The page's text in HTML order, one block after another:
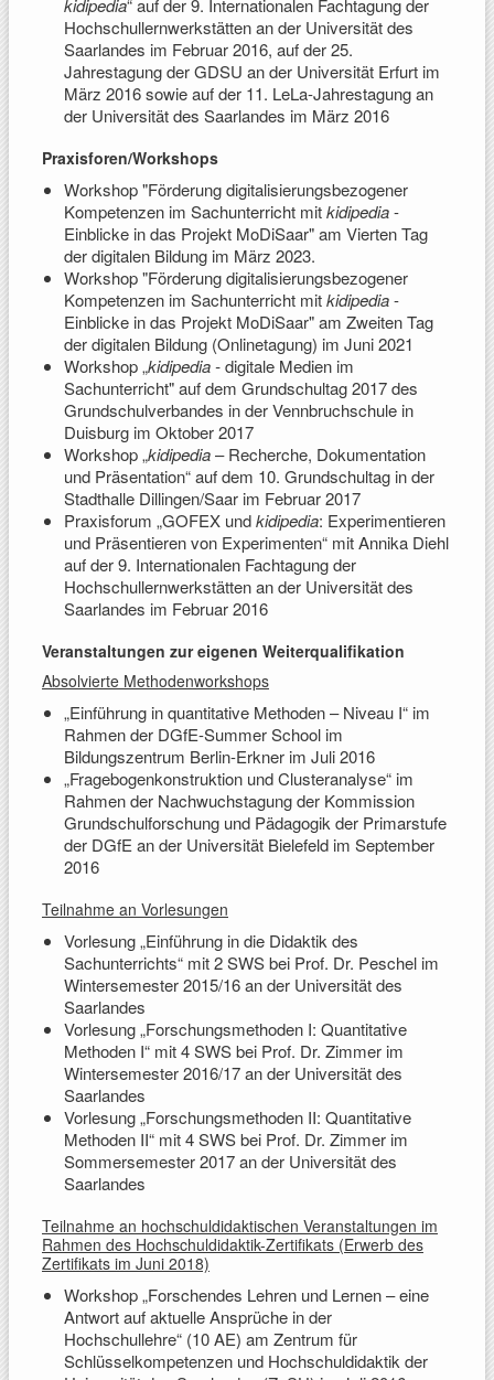
kidipedia“ auf der 9. Internationalen Fachtagung der
Hochschullernwerkstätten an der Universität des
Saarlandes im Februar 2016, auf der 25.
Jahrestagung der GDSU an der Universität Erfurt im
März 2016 sowie auf der 11. LeLa-Jahrestagung an
der Universität des Saarlandes im März 2016
Praxisforen/Workshops
Workshop "Förderung digitalisierungsbezogener
Kompetenzen im Sachunterricht mitkidipedia-
Einblicke in das Projekt MoDiSaar" am Vierten Tag
der digitalen Bildung im März 2023.
Workshop "Förderung digitalisierungsbezogener
Kompetenzen im Sachunterricht mitkidipedia-
Einblicke in das Projekt MoDiSaar" am Zweiten Tag
der digitalen Bildung (Onlinetagung) im Juni 2021
Workshop „kidipedia -digitale Medien im
Sachunterricht" auf dem Grundschultag 2017 des
Grundschulverbandes in der Vennbruchschule in
Duisburg im Oktober 2017
Workshop „kidipedia– Recherche, Dokumentation
und Präsentation“ auf dem 10. Grundschultag in der
Stadthalle Dillingen/Saar im Februar 2017
Praxisforum „GOFEX undkidipedia: Experimentieren
und Präsentieren von Experimenten“ mit Annika Diehl
auf der 9. Internationalen Fachtagung der
Hochschullernwerkstätten an der Universität des
Saarlandes im Februar 2016
Veranstaltungen zur eigenen Weiterqualifikation
Absolvierte Methodenworkshops
„Einführung in quantitative Methoden – Niveau I“ im
Rahmen der DGfE-Summer School im
Bildungszentrum Berlin-Erkner im Juli 2016
„Fragebogenkonstruktion und Clusteranalyse“ im
Rahmen der Nachwuchstagung der Kommission
Grundschulforschung und Pädagogik der Primarstufe
der DGfE an der Universität Bielefeld im September
2016
Teilnahme an Vorlesungen
Vorlesung „Einführung in die Didaktik des
Sachunterrichts“ mit 2 SWS bei Prof. Dr. Peschel im
Wintersemester 2015/16 an der Universität des
Saarlandes
Vorlesung „Forschungsmethoden I: Quantitative
Methoden I“ mit 4 SWS bei Prof. Dr. Zimmer im
Wintersemester 2016/17 an der Universität des
Saarlandes
Vorlesung „Forschungsmethoden II: Quantitative
Methoden II“ mit 4 SWS bei Prof. Dr. Zimmer im
Sommersemester 2017 an der Universität des
Saarlandes
Teilnahme an hochschuldidaktischen Veranstaltungen im
Rahmen des Hochschuldidaktik-Zertifikats (Erwerb des
Zertifikats im Juni 2018)
Workshop „Forschendes Lehren und Lernen – eine
Antwort auf aktuelle Ansprüche in der
Hochschullehre“ (10 AE) am Zentrum für
Schlüsselkompetenzen und Hochschuldidaktik der